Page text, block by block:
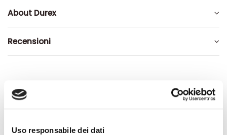
Uso responsabile dei dati
About Durex
Recensioni
Altri prodotti che potrebbero